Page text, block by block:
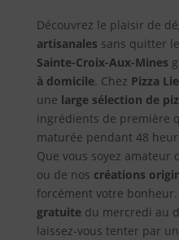
Découvrez le plaisir de
artisanales sans quitter
Sainte-Croix-Aux-Mines
à domicile. Chez Pizza
une large sélection de
ingrédients de première
maturée pendant 48
Que vous soyez amateur
ou de nos créations
forcément votre
gratuitedu mercredi au
laissez-vous tenter par